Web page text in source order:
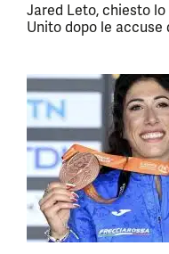
Jared Leto, chiesto
Unito dopo le accuse